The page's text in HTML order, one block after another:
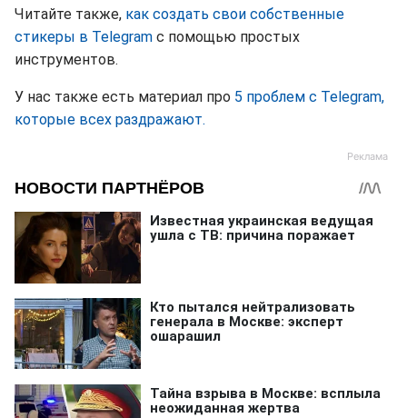
Читайте также, как создать свои собственные
стикеры в Telegram с помощью простых
инструментов.
У нас также есть материал про 5 проблем с Telegram,
которые всех раздражают.